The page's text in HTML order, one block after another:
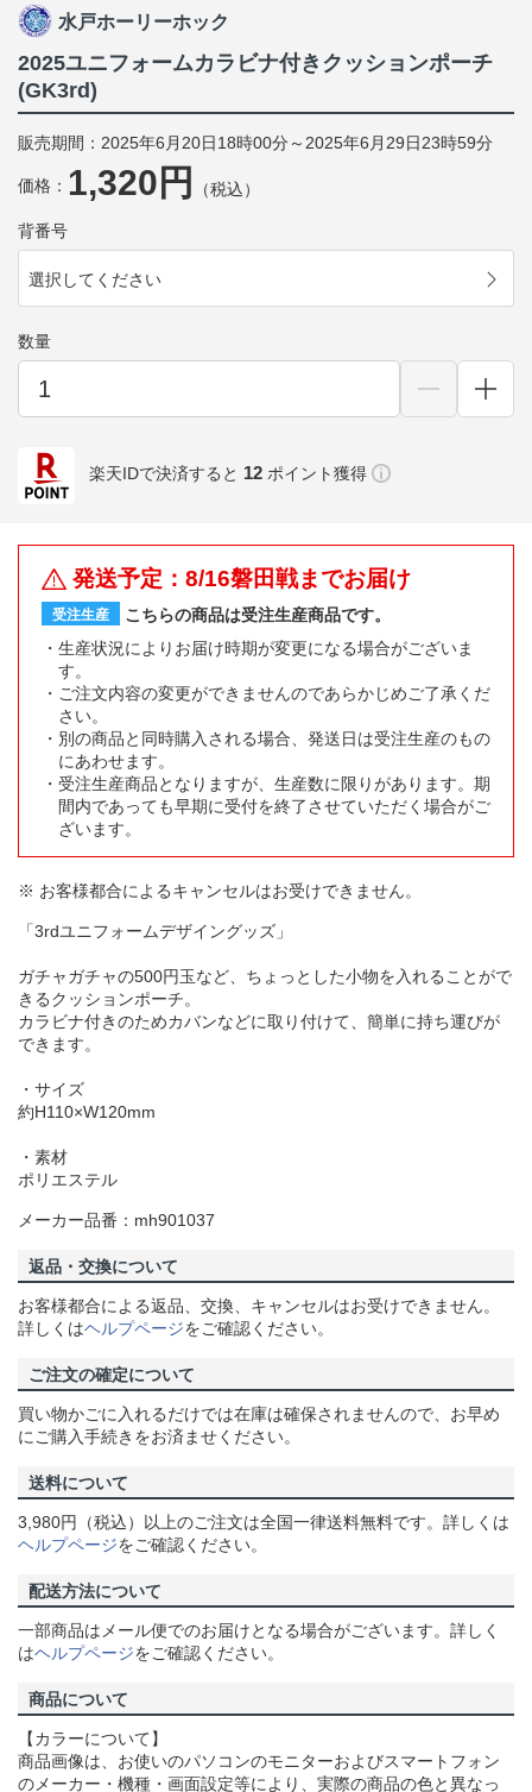
水戸ホーリーホック
2025ユニフォームカラビナ付きクッションポーチ
(GK3rd)
販売期間：2025年6月20日18時00分～2025年6月29日23時59分
価格： 1,320円 （税込）
背番号
選択してください
数量
楽天IDで決済すると 12 ポイント獲得
発送予定：8/16磐田戦までお届け
受注生産
こちらの商品は受注生産商品です。
生産状況によりお届け時期が変更になる場合がございま
す。
ご注文内容の変更ができませんのであらかじめご了承くだ
さい。
別の商品と同時購入される場合、発送日は受注生産のもの
にあわせます。
受注生産商品となりますが、生産数に限りがあります。期
間内であっても早期に受付を終了させていただく場合がご
ざいます。
※ お客様都合によるキャンセルはお受けできません。
「3rdユニフォームデザイングッズ」
ガチャガチャの500円玉など、ちょっとした小物を入れることがで
きるクッションポーチ。
カラビナ付きのためカバンなどに取り付けて、簡単に持ち運びが
できます。
・サイズ
約H110×W120mm
・素材
ポリエステル
メーカー品番：mh901037
返品・交換について
お客様都合による返品、交換、キャンセルはお受けできません。
詳しくはヘルプページをご確認ください。
ご注文の確定について
買い物かごに入れるだけでは在庫は確保されませんので、お早め
にご購入手続きをお済ませください。
送料について
3,980円（税込）以上のご注文は全国一律送料無料です。詳しくは
ヘルプページをご確認ください。
配送方法について
一部商品はメール便でのお届けとなる場合がございます。詳しく
はヘルプページをご確認ください。
商品について
【カラーについて】
商品画像は、お使いのパソコンのモニターおよびスマートフォン
のメーカー・機種・画面設定等により、実際の商品の色と異なっ